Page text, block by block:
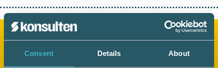
Consent Details About